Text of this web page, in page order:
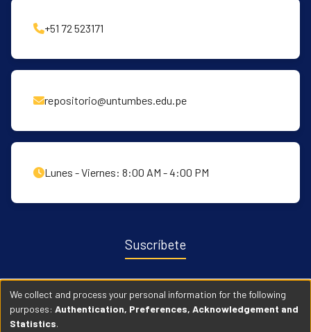
+51 72 523171
repositorio@untumbes.edu.pe
Lunes - Viernes: 8:00 AM - 4:00 PM
Suscríbete
Recibe notificaciones sobre nuevas publicaciones y eventos
relacionados con el repositorio. ingresa Aqui →
We collect and process your personal information for the following
purposes: Authentication, Preferences, Acknowledgement and
Statistics.